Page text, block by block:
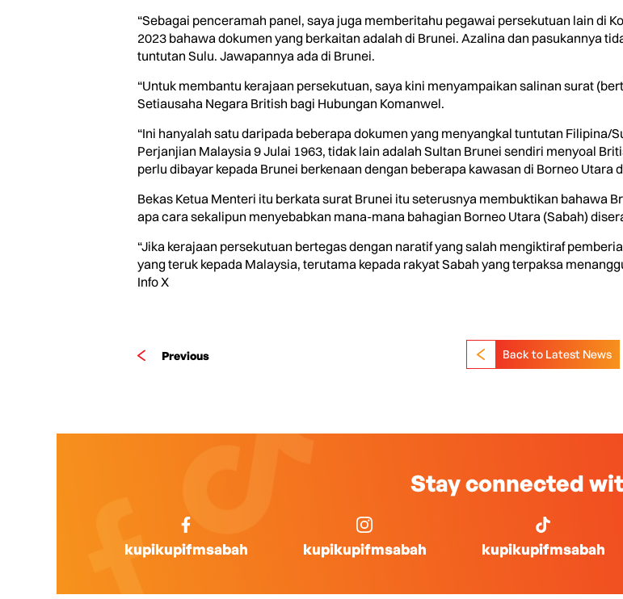
“Sebagai penceramah panel, saya juga memberitahu pegawai persekutuan lain di
2023 bahawa dokumen yang berkaitan adalah di Brunei. Azalina dan pasukannya
tuntutan Sulu. Jawapannya ada di Brunei.
“Untuk membantu kerajaan persekutuan, saya kini menyampaikan salinan surat
Setiausaha Negara British bagi Hubungan Komanwel.
“Ini hanyalah satu daripada beberapa dokumen yang menyangkal tuntutan Filipina/
Perjanjian Malaysia 9 Julai 1963, tidak lain adalah Sultan Brunei sendiri menyoal
perlu dibayar kepada Brunei berkenaan dengan beberapa kawasan di Borneo Utara
Bekas Ketua Menteri itu berkata surat Brunei itu seterusnya membuktikan bahawa
apa cara sekalipun menyebabkan mana-mana bahagian Borneo Utara (Sabah)
“Jika kerajaan persekutuan bertegas dengan naratif yang salah mengiktiraf
yang teruk kepada Malaysia, terutama kepada rakyat Sabah yang terpaksa
Info X
Previous Back to Latest News
Stay connected
kupikupifmsabah kupikupifmsabah kupikupifmsabah